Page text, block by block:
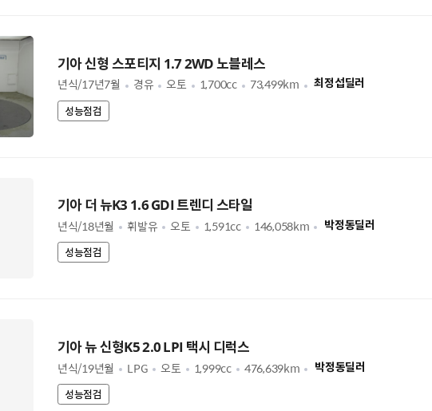
기아 신형 스포티지 1.7 2WD 노블레스
년식/17년7월 경유 오토 1,700cc 73,499km 최정섭딜러
성능점검
기아 더 뉴K3 1.6 GDI 트렌디 스타일
년식/18년월 휘발유 오토 1,591cc 146,058km 박정동딜러
성능점검
기아 뉴 신형K5 2.0 LPI 택시 디럭스
년식/19년월 LPG 오토 1,999cc 476,639km 박정동딜러
성능점검